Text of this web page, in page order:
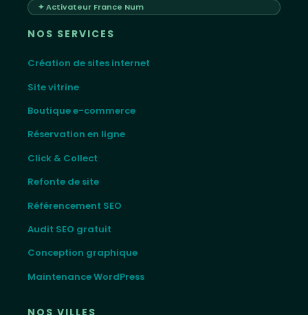
✦ Activateur France Num
NOS SERVICES
Création de sites internet
Site vitrine
Boutique e-commerce
Réservation en ligne
Click & Collect
Refonte de site
Référencement SEO
Audit SEO gratuit
Conception graphique
Maintenance WordPress